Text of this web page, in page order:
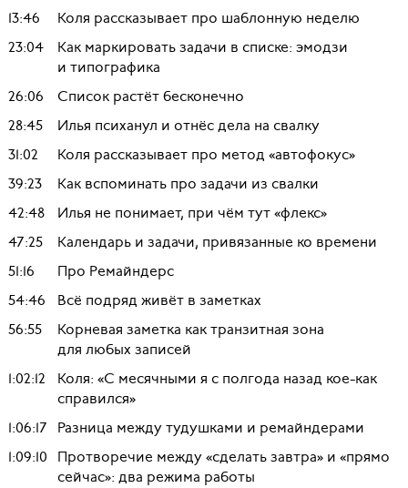
13:46
Коля рассказывает про шаблонную неделю
23:04
Как маркировать задачи в списке: эмодзи
и типографика
26:06
Cписок растёт бесконечно
28:45
Илья психанул и отнёс дела на свалку
31:02
Коля рассказывает про метод «автофокус»
39:23
Как вспоминать про задачи из свалки
42:48
Илья не понимает, при чём тут «флекс»
47:25
Календарь и задачи, привязанные ко времени
51:16
Про Ремайндерс
54:46
Всё подряд живёт в заметках
56:55
Корневая заметка как транзитная зона
для любых записей
1:02:12
Коля: «С месячными я с полгода назад кое-как
справился»
1:06:17 Разница между тудушками и ремайндерами
1:09:10 Протворечие между «сделать завтра» и «прямо
сейчас»: два режима работы